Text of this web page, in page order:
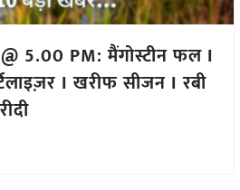
5.00 PM: मैंगोस्टीन फल I
I खरीफ सीजन I रबी